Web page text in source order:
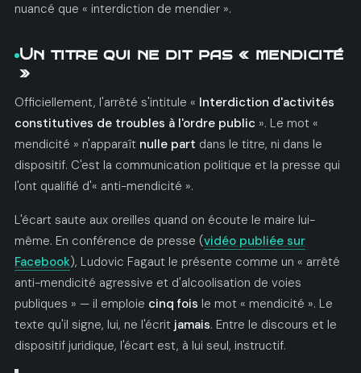
nuancé que « interdiction de mendier ».
Un titre qui ne dit pas « mendicité
»
Officiellement, l'arrêté s'intitule « Interdiction d'activités
constitutives de troubles à l'ordre public ». Le mot «
mendicité » n'apparaît nulle part dans le titre, ni dans le
dispositif. C'est la communication politique et la presse qui
l'ont qualifié d'« anti-mendicité ».
L'écart saute aux oreilles quand on écoute le maire lui-
même. En conférence de presse (vidéo publiée sur
Facebook), Ludovic Fagaut le présente comme un « arrêté
anti-mendicité agressive et d'alcoolisation de voies
publiques » — il emploie cinq fois le mot « mendicité ». Le
texte qu'il signe, lui, ne l'écrit jamais. Entre le discours et le
dispositif juridique, l'écart est, à lui seul, instructif.